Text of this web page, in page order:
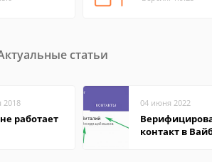
статьи
2018
работает
04 июня 2022
контакт в